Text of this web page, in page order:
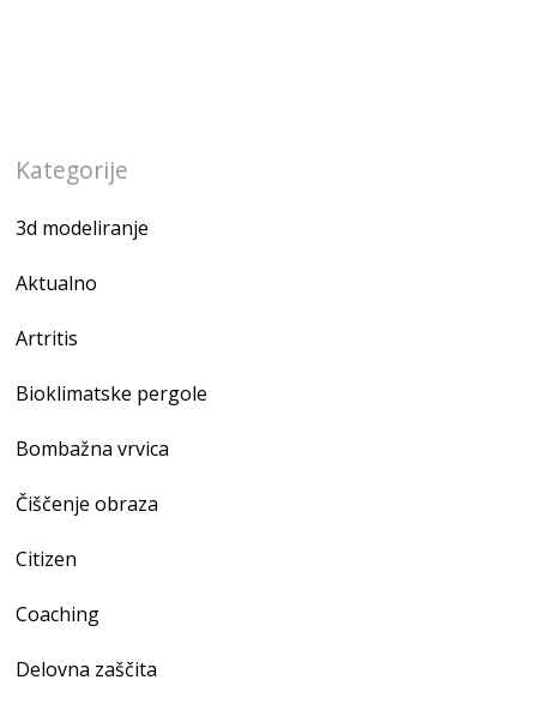
Kategorije
3d modeliranje
Aktualno
Artritis
Bioklimatske pergole
Bombažna vrvica
Čiščenje obraza
Citizen
Coaching
Delovna zaščita